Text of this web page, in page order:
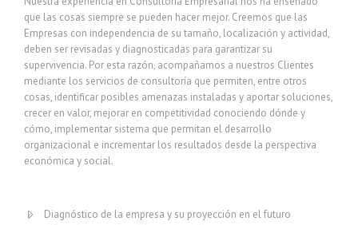
que las cosas siempre se pueden hacer mejor. Creemos que las
Empresas con independencia de su tamaño, localización y actividad,
deben ser revisadas y diagnosticadas para garantizar su
supervivencia. Por esta razón, acompañamos a nuestros Clientes
mediante los servicios de consultoría que permiten, entre otros
cosas, identificar posibles amenazas instaladas y aportar soluciones,
crecer en valor, mejorar en competitividad conociendo dónde y
cómo, implementar sistema que permitan el desarrollo
organizacional e incrementar los resultados desde la perspectiva
económica y social.
Diagnóstico de la empresa y su proyección en el futuro